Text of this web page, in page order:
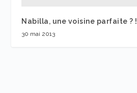
Nabilla, une voisine parfaite ? !
30 mai 2013